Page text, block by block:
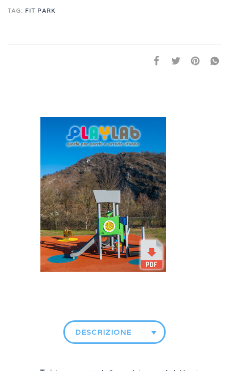
TAG: FIT PARK
DESCRIZIONE